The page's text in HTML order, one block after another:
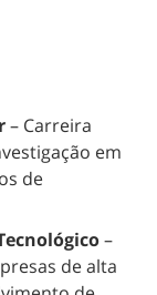
– Carreira
em
de
–
de alta